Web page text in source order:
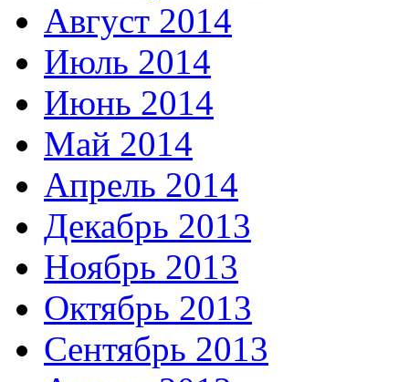
Август 2014
Июль 2014
Июнь 2014
Май 2014
Апрель 2014
Декабрь 2013
Ноябрь 2013
Октябрь 2013
Сентябрь 2013